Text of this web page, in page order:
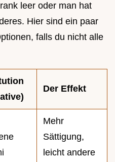
leer oder man hat
Hier sind ein paar
falls du nicht alle
Der Effekt
Mehr
Sättigung,
leicht andere